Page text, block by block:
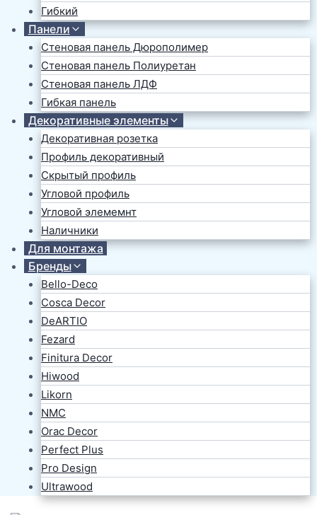
Гибкий
Панели
Стеновая панель Дюрополимер
Стеновая панель Полиуретан
Стеновая панель ЛДФ
Гибкая панель
Декоративные элементы
Декоративная розетка
Профиль декоративный
Скрытый профиль
Угловой профиль
Угловой элемемнт
Наличники
Для монтажа
Бренды
Bello-Deco
Cosca Decor
DeARTIO
Fezard
Finitura Decor
Hiwood
Likorn
NMC
Orac Decor
Perfect Plus
Pro Design
Ultrawood